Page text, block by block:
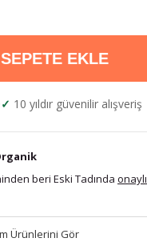
SEPETE EKLE
10 yıldır güvenilir alışveriş
beri Eski Tadında onaylı
Ürünlerini Gör